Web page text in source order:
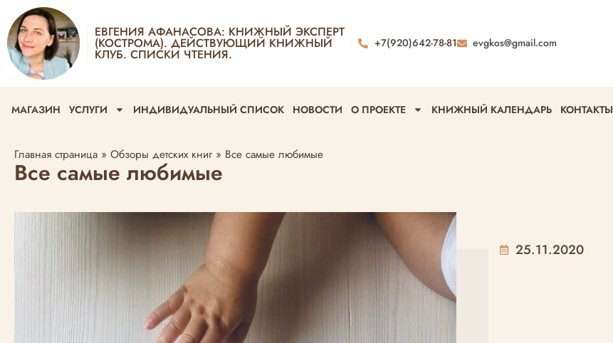
ЕВГЕНИЯ АФАНАСОВА: КНИЖНЫЙ ЭКСПЕРТ
(КОСТРОМА). ДЕЙСТВУЮЩИЙ КНИЖНЫЙ
КЛУБ. СПИСКИ ЧТЕНИЯ.
+7(920)642-78-81 evgkos@gmail.com
МАГАЗИН УСЛУГИ ИНДИВИДУАЛЬНЫЙ СПИСОК НОВОСТИ О ПРОЕКТЕ КНИЖНЫЙ КАЛЕНДАРЬ КОНТАКТЫ
Главная страница » Обзоры детских книг » Все самые любимые
Все самые любимые
25.11.2020